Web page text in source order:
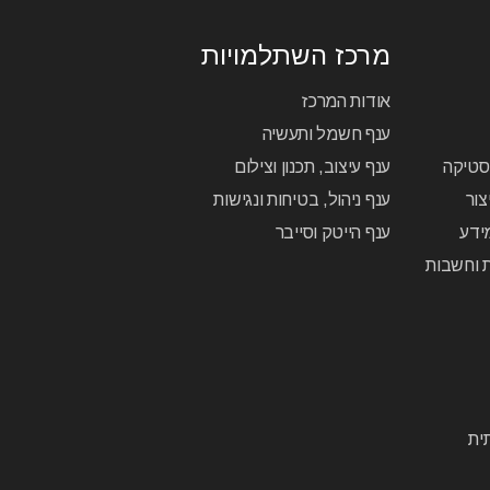
וחשבות
מרכז השתלמויות
אודות המרכז
ענף חשמל ותעשיה
ענף עיצוב, תכנון וצילום
ענף ניהול, בטיחות ונגישות
ענף הייטק וסייבר